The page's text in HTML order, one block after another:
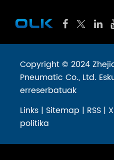
Copyright © 2024
Pneumatic Co., Ltd.
erreserbatuak
Links | Sitemap | RSS |
politika